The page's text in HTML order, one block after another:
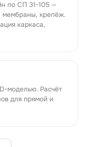
по СП 31-105 —
мембраны, крепёж.
каркаса,
моделью. Расчёт
для прямой и